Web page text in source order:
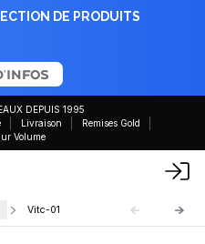
DE PRODUITS
DEPUIS 1995
Livraison
Remises Gold
Volume
Vitc-01